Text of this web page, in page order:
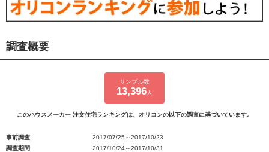
調査概要
サンプル数
13,396 人
このハウスメーカー 注文住宅ランキングは、オリコンの以下の調査に基づいています。
事前調査
2017/07/25～2017/10/23
調査期間
2017/10/24～2017/10/31